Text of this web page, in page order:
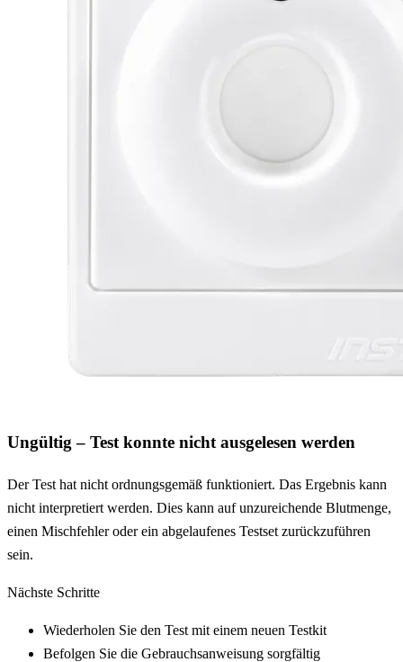
Ungültig – Test konnte nicht ausgelesen werden
Der Test hat nicht ordnungsgemäß funktioniert. Das Ergebnis kann
nicht interpretiert werden. Dies kann auf unzureichende Blutmenge,
einen Mischfehler oder ein abgelaufenes Testset zurückzuführen
sein.
Nächste Schritte
Wiederholen Sie den Test mit einem neuen Testkit
Befolgen Sie die Gebrauchsanweisung sorgfältig